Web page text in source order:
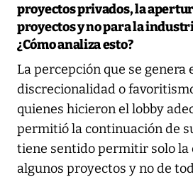
proyectos privados, la
proyectos y no para la
¿Cómo analiza esto?
La percepción que se genera
discrecionalidad o
quienes hicieron el lobby
permitió la continuación de
tiene sentido permitir solo la
algunos proyectos y no de